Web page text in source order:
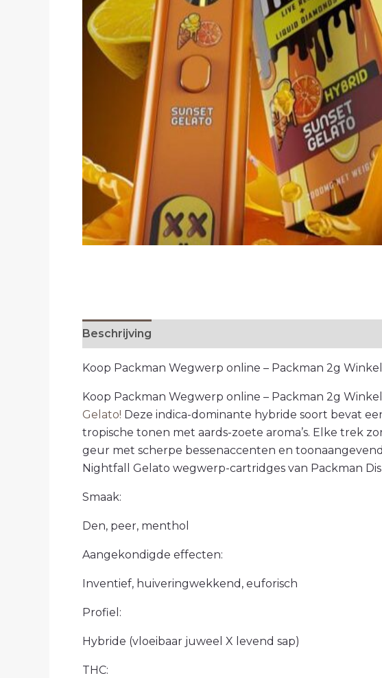
Beschrijving
Koop Packman Wegwerp online – Packman 2g
Koop Packman Wegwerp online – Packman 2g
Gelato! Deze indica-dominante hybride soort bevat
tropische tonen met aards-zoete aroma’s. Elke trek
geur met scherpe bessenaccenten en
Nightfall Gelato wegwerp-cartridges van Packman
Smaak:
Den, peer, menthol
Aangekondigde effecten:
Inventief, huiveringwekkend, euforisch
Profiel:
Hybride (vloeibaar juweel X levend sap)
THC: